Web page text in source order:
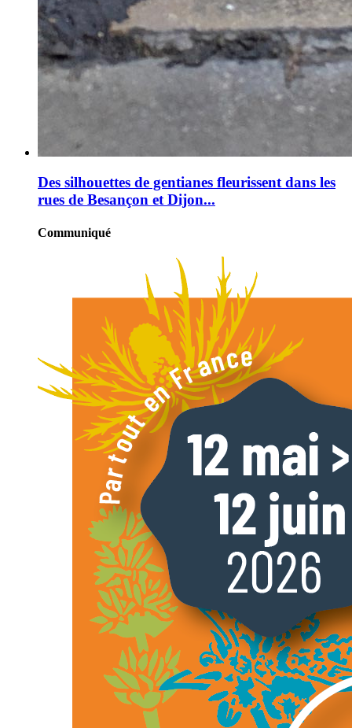
Des silhouettes de gentianes fleurissent dans les
rues de Besançon et Dijon...
Communiqué